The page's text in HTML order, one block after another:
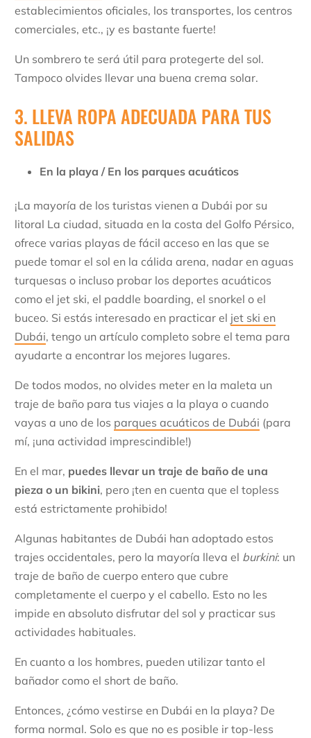
establecimientos oficiales, los transportes, los centros
comerciales, etc., ¡y es bastante fuerte!
Un sombrero te será útil para protegerte del sol.
Tampoco olvides llevar una buena crema solar.
3. LLEVA ROPA ADECUADA PARA TUS
SALIDAS
En la playa / En los parques acuáticos
¡La mayoría de los turistas vienen a Dubái por su
litoral La ciudad, situada en la costa del Golfo Pérsico,
ofrece varias playas de fácil acceso en las que se
puede tomar el sol en la cálida arena, nadar en aguas
turquesas o incluso probar los deportes acuáticos
como el jet ski, el paddle boarding, el snorkel o el
buceo. Si estás interesado en practicar el jet ski en
Dubái, tengo un artículo completo sobre el tema para
ayudarte a encontrar los mejores lugares.
De todos modos, no olvides meter en la maleta un
traje de baño para tus viajes a la playa o cuando
vayas a uno de los parques acuáticos de Dubái (para
mí, ¡una actividad imprescindible!)
En el mar, puedes llevar un traje de baño de una
pieza o un bikini, pero ¡ten en cuenta que el topless
está estrictamente prohibido!
Algunas habitantes de Dubái han adoptado estos
trajes occidentales, pero la mayoría lleva el burkini: un
traje de baño de cuerpo entero que cubre
completamente el cuerpo y el cabello. Esto no les
impide en absoluto disfrutar del sol y practicar sus
actividades habituales.
En cuanto a los hombres, pueden utilizar tanto el
bañador como el short de baño.
Entonces, ¿cómo vestirse en Dubái en la playa? De
forma normal. Solo es que no es posible ir top-less